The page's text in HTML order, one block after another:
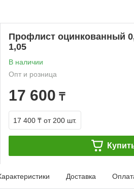
Профлист оцинкованный
1,05
В наличии
Опт и розница
17 600 ₸
17 400 ₸ от 200 шт.
Доставка